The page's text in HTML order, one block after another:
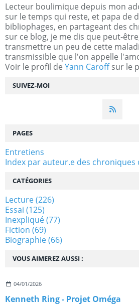
SUIVEZ-MOI
Lecteur boulimique depuis mon
sur le temps qui reste, et papa de
bibliophages, en partageant des
sur ce blog, je me dis que peut-
transmettre un peu de cette
transmissible que l'on appelle
Voir le profil de Yann Caroffsur le
VOUS AIMEREZ AUSSI :
04/01/2026
Kenneth Ring - Projet Oméga
PAGES
Entretiens
Index par auteur.e des chroniques
CATÉGORIES
Lecture(226)
Essai (125)
Inexpliqué(77)
Fiction (69)
Biographie(66)